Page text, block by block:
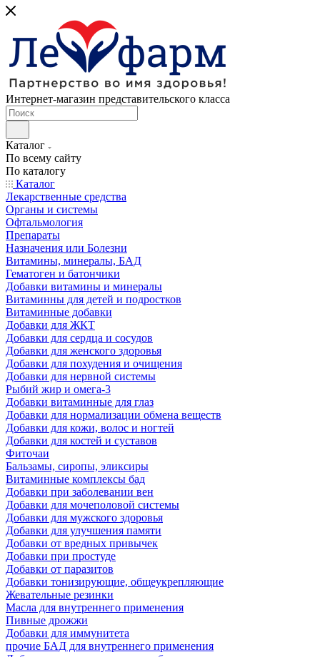
Интернет-магазин представительского класса
Каталог
По всему сайту
По каталогу
Каталог
Лекарственные средства
Органы и системы
Офтальмология
Препараты
Назначения или Болезни
Витамины, минералы, БАД
Гематоген и батончики
Добавки витамины и минералы
Витаминны для детей и подростков
Витаминные добавки
Добавки для ЖКТ
Добавки для сердца и сосудов
Добавки для женского здоровья
Добавки для похудения и очищения
Добавки для нервной системы
Рыбий жир и омега-3
Добавки витаминные для глаз
Добавки для нормализации обмена веществ
Добавки для кожи, волос и ногтей
Добавки для костей и суставов
Фиточаи
Бальзамы, сиропы, эликсиры
Витаминные комплексы бад
Добавки при заболевании вен
Добавки для мочеполовой системы
Добавки для мужского здоровья
Добавки для улучшения памяти
Добавки от вредных привычек
Добавки при простуде
Добавки от паразитов
Добавки тонизирующие, общеукрепляющие
Жевательные резинки
Масла для внутреннего применения
Пивные дрожжи
Добавки для иммунитета
прочие БАД для внутреннего применения